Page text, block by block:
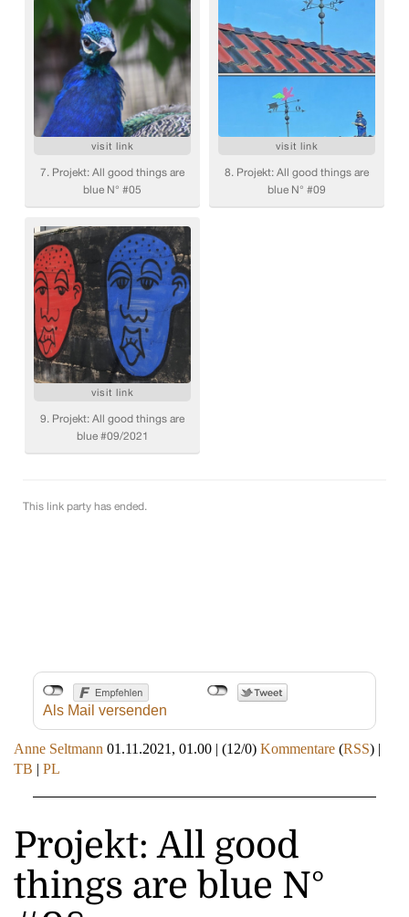
Als Mail versenden
Anne Seltmann 01.11.2021, 01.00 | (12/0) Kommentare (RSS) |
TB | PL
Projekt: All good
things are blue N°